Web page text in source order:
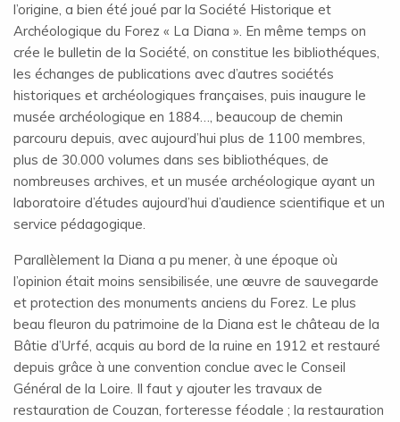
l’origine, a bien été joué par la Société Historique et
Archéologique du Forez « La Diana ». En même temps on
crée le bulletin de la Société, on constitue les bibliothéques,
les échanges de publications avec d’autres sociétés
historiques et archéologiques françaises, puis inaugure le
musée archéologique en 1884…, beaucoup de chemin
parcouru depuis, avec aujourd’hui plus de 1100 membres,
plus de 30.000 volumes dans ses bibliothéques, de
nombreuses archives, et un musée archéologique ayant un
laboratoire d’études aujourd’hui d’audience scientifique et un
service pédagogique.
Parallèlement la Diana a pu mener, à une époque où
l’opinion était moins sensibilisée, une œuvre de sauvegarde
et protection des monuments anciens du Forez. Le plus
beau fleuron du patrimoine de la Diana est le château de la
Bâtie d’Urfé, acquis au bord de la ruine en 1912 et restauré
depuis grâce à une convention conclue avec le Conseil
Général de la Loire. Il faut y ajouter les travaux de
restauration de Couzan, forteresse féodale ; la restauration